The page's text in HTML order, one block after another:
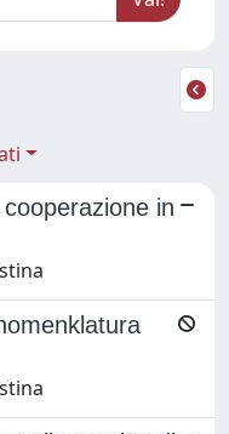
in